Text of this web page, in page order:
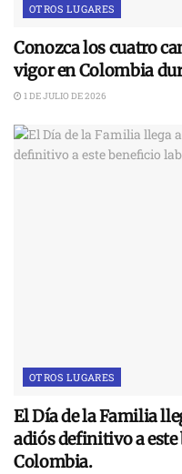
OTROS LUGARES
Conozca los cuatro
vigor en Colombia
1 DE JULIO DE 2026
OTROS LUGARES
El Día de la Familia
adiós definitivo a
Colombia.